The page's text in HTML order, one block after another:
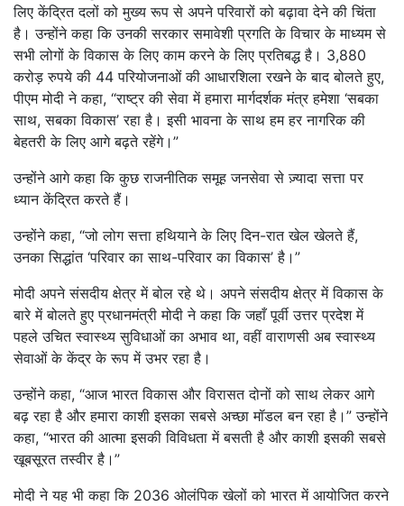
लिए केंद्रित दलों को मुख्य रूप से अपने परिवारों को बढ़ावा देने की चिंता
है। उन्होंने कहा कि उनकी सरकार समावेशी प्रगति के विचार के माध्यम से
सभी लोगों के विकास के लिए काम करने के लिए प्रतिबद्ध है। 3,880
करोड़ रुपये की 44 परियोजनाओं की आधारशिला रखने के बाद बोलते हुए,
पीएम मोदी ने कहा, “राष्ट्र की सेवा में हमारा मार्गदर्शक मंत्र हमेशा ‘सबका
साथ, सबका विकास’ रहा है। इसी भावना के साथ हम हर नागरिक की
बेहतरी के लिए आगे बढ़ते रहेंगे।”
उन्होंने आगे कहा कि कुछ राजनीतिक समूह जनसेवा से ज़्यादा सत्ता पर
ध्यान केंद्रित करते हैं।
उन्होंने कहा, “जो लोग सत्ता हथियाने के लिए दिन-रात खेल खेलते हैं,
उनका सिद्धांत ‘परिवार का साथ-परिवार का विकास’ है।”
मोदी अपने संसदीय क्षेत्र में बोल रहे थे। अपने संसदीय क्षेत्र में विकास के
बारे में बोलते हुए प्रधानमंत्री मोदी ने कहा कि जहाँ पूर्वी उत्तर प्रदेश में
पहले उचित स्वास्थ्य सुविधाओं का अभाव था, वहीं वाराणसी अब स्वास्थ्य
सेवाओं के केंद्र के रूप में उभर रहा है।
उन्होंने कहा, “आज भारत विकास और विरासत दोनों को साथ लेकर आगे
बढ़ रहा है और हमारा काशी इसका सबसे अच्छा मॉडल बन रहा है।” उन्होंने
कहा, “भारत की आत्मा इसकी विविधता में बसती है और काशी इसकी सबसे
खूबसूरत तस्वीर है।”
मोदी ने यह भी कहा कि 2036 ओलंपिक खेलों को भारत में आयोजित करने